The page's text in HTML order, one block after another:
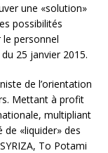
une «solution»
possibilités
personnel
25 janvier 2015.
de l’orientation
Mettant à profit
multipliant
«liquider» des
To Potami